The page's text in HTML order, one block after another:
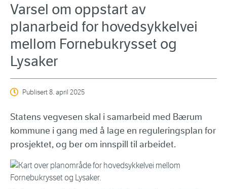
Varsel om oppstart av
planarbeid for hovedsykkelvei
mellom Fornebukrysset og
Lysaker
Publisert8. april 2025
Statens vegvesen skal i samarbeid med Bærum
kommune i gang med å lage en reguleringsplan for
prosjektet, og ber om innspill til arbeidet.